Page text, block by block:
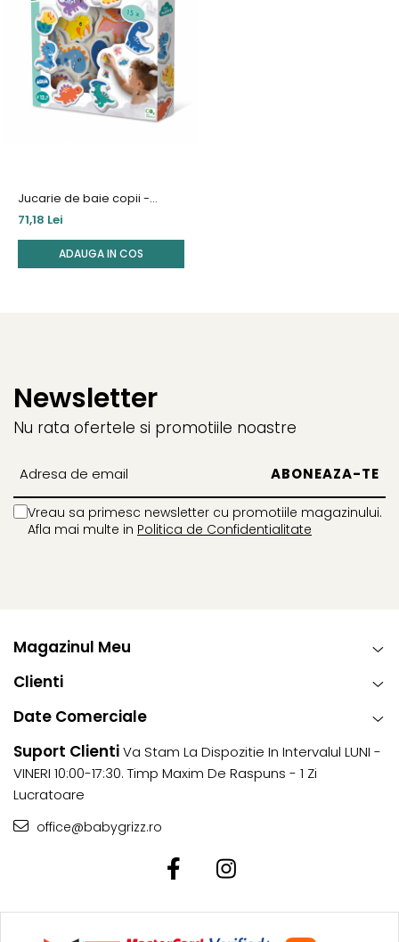
Jucarie de baie copii -
Dinozauri
71,18 Lei
ADAUGA IN COS
Newsletter
Nu rata ofertele si promotiile noastre
Vreau sa primesc newsletter cu promotiile magazinului.
Afla mai multe in Politica de Confidentialitate
Magazinul Meu
Clienti
Date Comerciale
Suport ClientiVa Stam La Dispozitie In Intervalul LUNI -
VINERI 10:00-17:30. Timp Maxim De Raspuns - 1 Zi
Lucratoare
office@babygrizz.ro